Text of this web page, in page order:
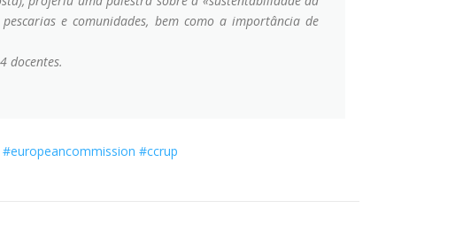
e comunidades, bem como a importância de
docentes.
#europeancommission #ccrup